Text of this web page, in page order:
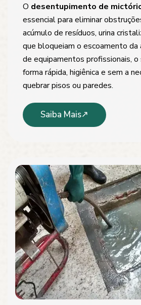
O desentupimento de
essencial para eliminar
acúmulo de resíduos, urina
que bloqueiam o escoamento da
de equipamentos profissionais,
forma rápida, higiênica e sem a
quebrar pisos ou paredes.
Saiba Mais